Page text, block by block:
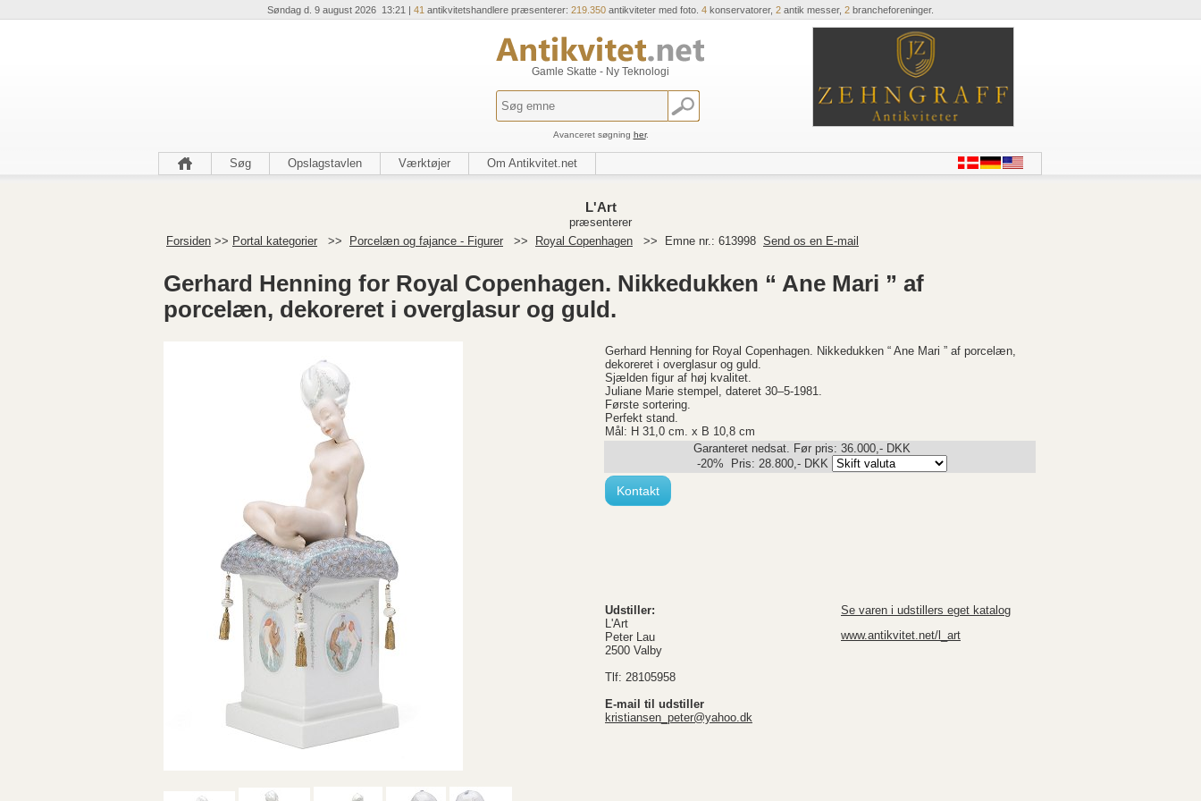
Søndag d. 9 august 2026 13:21 | 41 antikvitetshandlere præsenterer: 219.350 antikviteter med foto. 4 konservatorer, 2 antik messer, 2 brancheforeninger.
Gamle Skatte - Ny Teknologi
Avanceret søgning her.
Søg Opslagstavlen Værktøjer Om Antikvitet.net
L'Art
præsenterer
Forsiden >> Portal kategorier >> Porcelæn og fajance - Figurer >> Royal Copenhagen >> Emne nr.: 613998 Send os en E-mail
Gerhard Henning for Royal Copenhagen. Nikkedukken “ Ane Mari ” af
porcelæn, dekoreret i overglasur og guld.
Gerhard Henning for Royal Copenhagen. Nikkedukken “ Ane Mari ” af porcelæn,
dekoreret i overglasur og guld.
Sjælden figur af høj kvalitet.
Juliane Marie stempel, dateret 30–5-1981.
Første sortering.
Perfekt stand.
Mål: H 31,0 cm. x B 10,8 cm
Garanteret nedsat. Før pris: 36.000,- DKK
-20% Pris: 28.800,- DKK
Kontakt
Udstiller:
L'Art
Peter Lau
2500 Valby
Tlf: 28105958
E-mail til udstiller
kristiansen_peter@yahoo.dk
Se varen i udstillers eget katalog
www.antikvitet.net/l_art